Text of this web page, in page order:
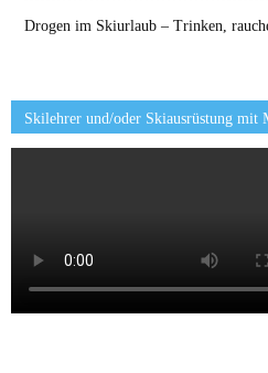
Drogen im Skiurlaub – Trinken,
Skilehrer und/oder Skiausrüstung mit